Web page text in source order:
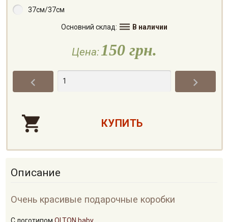
37см/37см
Основний склад:  В наличии
Цена:150 грн.
 
Описание
Очень красивые подарочные коробки